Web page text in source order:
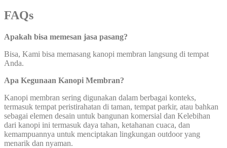
FAQs
Apakah bisa memesan jasa pasang?
Bisa, Kami bisa memasang kanopi membran langsung di tempat
Anda.
Apa Kegunaan Kanopi Membran?
Kanopi membran sering digunakan dalam berbagai konteks,
termasuk tempat peristirahatan di taman, tempat parkir, atau bahkan
sebagai elemen desain untuk bangunan komersial dan Kelebihan
dari kanopi ini termasuk daya tahan, ketahanan cuaca, dan
kemampuannya untuk menciptakan lingkungan outdoor yang
menarik dan nyaman.